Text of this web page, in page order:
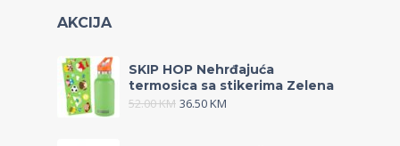
AKCIJA
SKIP HOP Nehrđajuća
termosica sa stikerima Zelena
52.00KM 36.50KM